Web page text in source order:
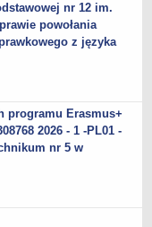
nr 12 im.
powołania
z języka
programu Erasmus+
2026 - 1 -PL01 -
nr 5 w